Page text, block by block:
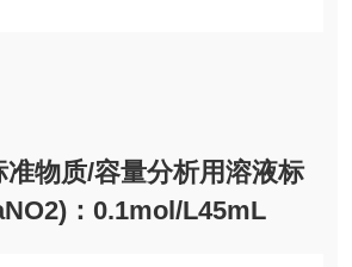
准物质/容量分析用溶液标
：0.1mol/L45mL